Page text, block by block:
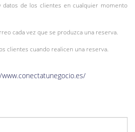
datos de los clientes en cualquier momento
cada vez que se produzca una reserva.
clientes cuando realicen una reserva.